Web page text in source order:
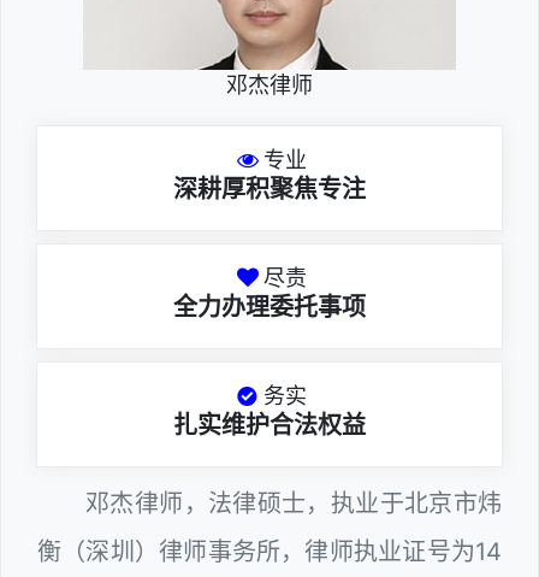
邓杰律师
专业
深耕厚积聚焦专注
尽责
全力办理委托事项
务实
扎实维护合法权益
邓杰律师，法律硕士，执业于北京市炜
衡（深圳）律师事务所，律师执业证号为14